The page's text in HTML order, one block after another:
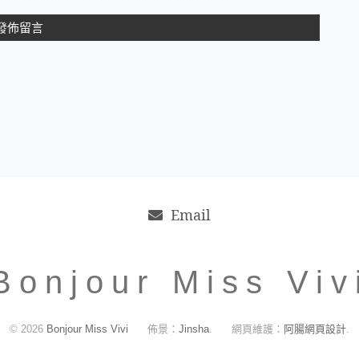
Email
Miss
© 2026 Bonjour Miss Vivi 佈景： Jinsha. 網頁維護： 阿腸網頁設計.